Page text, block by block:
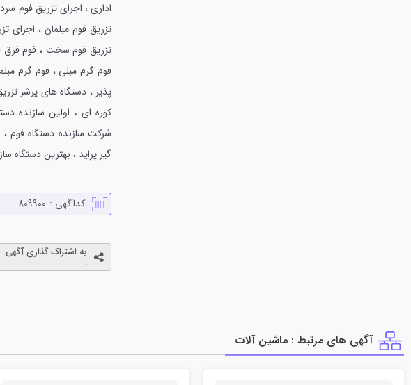
اداري ، اجراي تزريق فوم
تزريق فوم مبلمان ، اجراي
تزريق فوم سخت ، فوم فرق
فوم گرم مبلي ، فوم گرم
پذير ، دستگاه هاي پرشر
كوره اي ، اولين سازنده
شركت سازنده دستگاه فوم ،
گير پرايد ، بهترين دستگاه
کدآگهی : 809900
به اشتراک گذاری آگهی
:
آگهی های مرتبط : ماشين آلات